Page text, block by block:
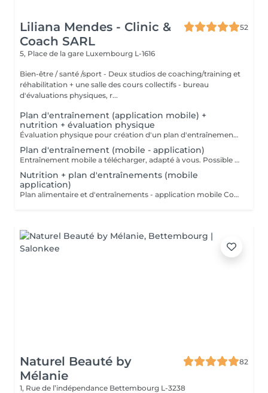
Liliana Mendes - Clinic &
Coach SARL
52
5, Place de la gare Luxembourg L-1616
Bien-être / santé /sport - Deux studios de coaching/training et
réhabilitation + une salle des cours collectifs - bureau
d'évaluations physiques, r...
Plan d'entraînement (application mobile) +
nutrition + évaluation physique
Évaluation physique pour création d'un plan d'entraînement et alimentaire (application mobile a télécharger) VALABLE 1 MOIS!!! +00352 691 60 25 60 (whatsapp) ou clinic.coach@lilianamendes.eu
Plan d'entraînement (mobile - application)
Entraînement mobile a télécharger, adapté à vous. Possible de faire a la maison ou dans an outre fitness Explications en vidéo de chaque movements de votre Entraînement Tous les coordonnées donnés par téléphone pour réalisation de votre programme d'entraînement personnalisé (questionnaire) VALABLE 1 MOIS !!! CONTACTEZ NOUS +691 60 26 60 ou clinic.coach@lilianamendes.eu
Nutrition + plan d'entraînements (mobile
application)
Plan alimentaire et d'entraînements - application mobile Coordonnées donné par téléphone pour élaboration d'un programme d'alimentation et alimentaire personnalisé (questionnaire) VALABLE POUR 1 MOIS !!! CONTACTEZ NOUS - +352 691 60 25 60 ( whatsapp) ou clinic.coach@lilianamendes.eu
Naturel Beauté by
Mélanie
82
1, Rue de l’indépendance Bettembourg L-3238